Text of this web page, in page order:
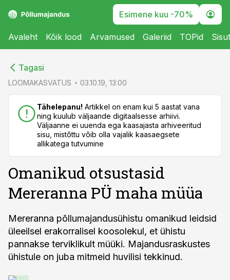
Esimene kuu -70%
Avaleht Kõik lood Arvamused Galeriid TOPid
Tagasi
LOOMAKASVATUS 03.10.19, 13:00
Tähelepanu! Artikkel on enam kui 5 aastat vana
ning kuulub väljaande digitaalsesse arhiivi.
Väljaanne ei uuenda ega kaasajasta arhiveeritud
sisu, mistõttu võib olla vajalik kaasaegsete
allikatega tutvumine
Omanikud otsustasid
Mereranna PÜ maha müüa
Mereranna põllumajandusühistu omanikud leidsid
üleeilsel erakorralisel koosolekul, et ühistu
pannakse terviklikult müüki. Majandusraskustes
ühistule on juba mitmeid huvilisi tekkinud.